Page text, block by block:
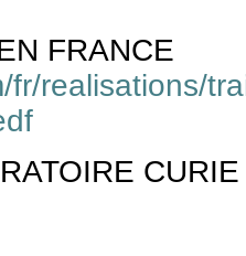
FRANCE
fr/realisations/
CURIE